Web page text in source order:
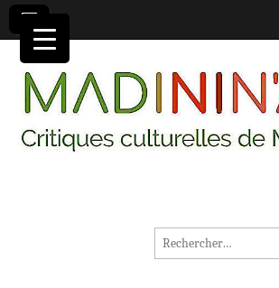
MADININ'ART
Rechercher :